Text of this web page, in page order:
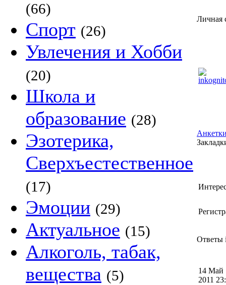
(66)
Спорт (26)
Увлечения и Хобби
(20)
Школа и
образование (28)
Эзотерика,
Сверхъестественное
(17)
Эмоции (29)
Актуальное (15)
Алкоголь, табак,
вещества (5)
Личная
Ответы
14 Май
2011